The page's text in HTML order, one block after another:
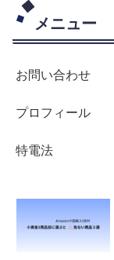
メニュー
お問い合わせ
プロフィール
特電法